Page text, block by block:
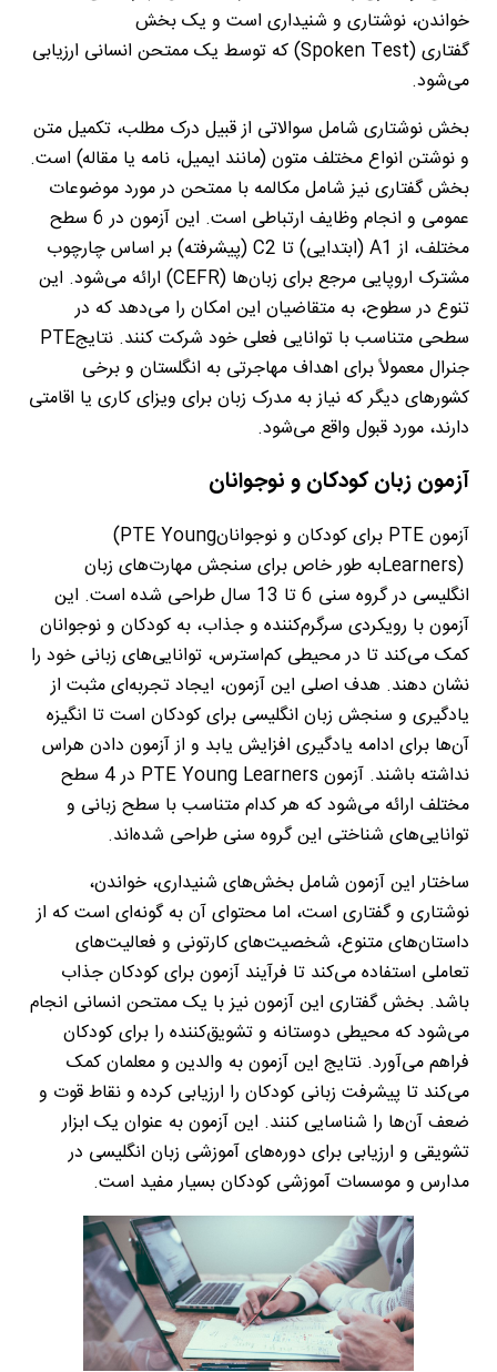
خواندن، نوشتاری و شنیداری است و یک بخش
گفتاری(Spoken Test)که توسط یک ممتحن انسانی ارزیابی
می‌شود.
بخش نوشتاری شامل سوالاتی از قبیل درک مطلب، تکمیل متن
و نوشتن انواع مختلف متون (مانند ایمیل، نامه یا مقاله) است.
بخش گفتاری نیز شامل مکالمه با ممتحن در مورد موضوعات
عمومی و انجام وظایف ارتباطی است. این آزمون در 6 سطح
مختلف، ازA1(ابتدایی) تا C2(پیشرفته) بر اساس چارچوب
مشترک اروپایی مرجع برای زبان‌ها (CEFR) ارائه می‌شود. این
تنوع در سطوح، به متقاضیان این امکان را می‌دهد که در
سطحی متناسب با توانایی فعلی خود شرکت کنند. نتایجPTE
جنرال معمولاً برای اهداف مهاجرتی به انگلستان و برخی
کشورهای دیگر که نیاز به مدرک زبان برای ویزای کاری یا اقامتی
دارند، مورد قبول واقع می‌شود.
آزمون زبان کودکان و نوجوانان
آزمونPTE برای کودکان و نوجوانان(PTE Young
Learners)به طور خاص برای سنجش مهارت‌های زبان
انگلیسی در گروه سنی 6 تا 13 سال طراحی شده است. این
آزمون با رویکردی سرگرم‌کننده و جذاب، به کودکان و نوجوانان
کمک می‌کند تا در محیطی کم‌استرس، توانایی‌های زبانی خود را
نشان دهند. هدف اصلی این آزمون، ایجاد تجربه‌ای مثبت از
یادگیری و سنجش زبان انگلیسی برای کودکان است تا انگیزه
آن‌ها برای ادامه یادگیری افزایش یابد و از آزمون دادن هراس
نداشته باشند. آزمون PTE Young Learners
در 4 سطح
مختلف ارائه می‌شود که هر کدام متناسب با سطح زبانی و
توانایی‌های شناختی این گروه سنی طراحی شده‌اند.
ساختار این آزمون شامل بخش‌های شنیداری، خواندن،
نوشتاری و گفتاری است، اما محتوای آن به گونه‌ای است که از
داستان‌های متنوع، شخصیت‌های کارتونی و فعالیت‌های
تعاملی استفاده می‌کند تا فرآیند آزمون برای کودکان جذاب
باشد. بخش گفتاری این آزمون نیز با یک ممتحن انسانی انجام
می‌شود که محیطی دوستانه و تشویق‌کننده را برای کودکان
فراهم می‌آورد. نتایج این آزمون به والدین و معلمان کمک
می‌کند تا پیشرفت زبانی کودکان را ارزیابی کرده و نقاط قوت و
ضعف آن‌ها را شناسایی کنند. این آزمون به عنوان یک ابزار
تشویقی و ارزیابی برای دوره‌های آموزشی زبان انگلیسی در
مدارس و موسسات آموزشی کودکان بسیار مفید است.